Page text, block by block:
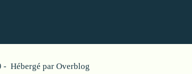
- Hébergé par Overblog